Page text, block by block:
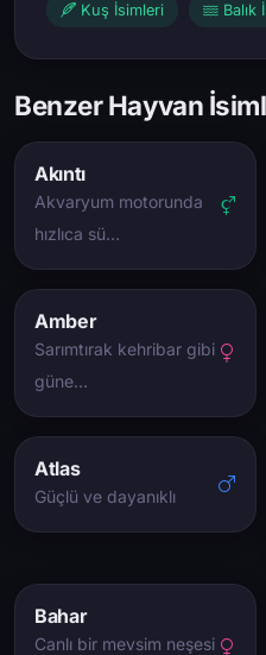
Kuş İsimleri Balık
Benzer Hayvan
Akıntı
Akvaryum motorunda
hızlıca sü…
Amber
Sarımtırak kehribar gibi
güne…
Atlas
Güçlü ve dayanıklı
Bahar
Canlı bir mevsim neşesi